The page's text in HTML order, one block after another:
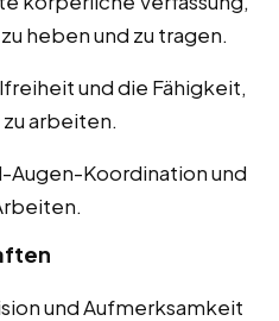
heben und zu tragen.
und die Fähigkeit,
arbeiten.
Augen-Koordination und
und Aufmerksamkeit